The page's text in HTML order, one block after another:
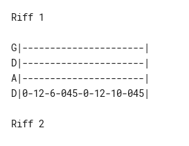
Riff 1
G|----------------------|
D|----------------------|
A|----------------------|
D|0-12-6-045-0-12-10-045|
Riff 2